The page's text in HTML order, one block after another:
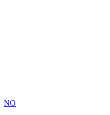
NO